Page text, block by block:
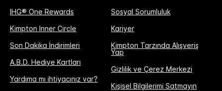
IHG® One Rewards
Kimpton Inner Circle
Son Dakika İndirimleri
A.B.D. Hediye Kartları
Yardıma mı ihtiyacınız var?
Sosyal Sorumluluk
Kariyer
Kimpton Tarzında Alışveriş
Yap
Gizlilik ve Çerez Merkezi
Kişisel Bilgilerimi Satmayın